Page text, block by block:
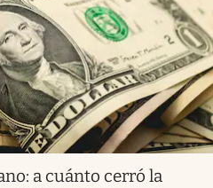
a cuánto cerró la